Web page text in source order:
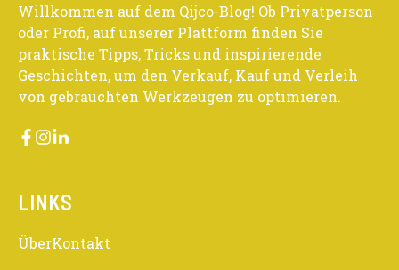
Willkommen auf dem Qijco-Blog! Ob Privatperson
oder Profi, auf unserer Plattform finden Sie
praktische Tipps, Tricks und inspirierende
Geschichten, um den Verkauf, Kauf und Verleih
von gebrauchten Werkzeugen zu optimieren.
LINKS
ÜberKontakt